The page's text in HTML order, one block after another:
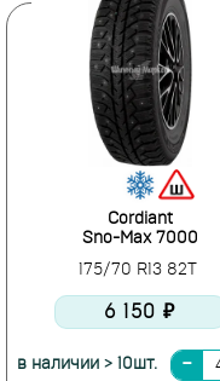
Cordiant
Sno-Max 7000
175/70 R13 82T
6 150 ₽
в наличии > 10шт.